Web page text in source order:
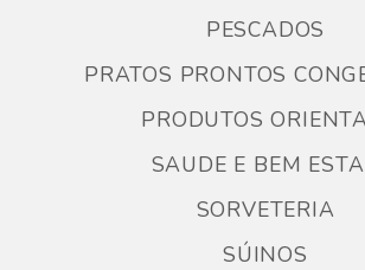
PESCADOS
PRATOS PRONTOS
PRODUTOS
SAUDE E BEM
SORVETERIA
SÚINOS